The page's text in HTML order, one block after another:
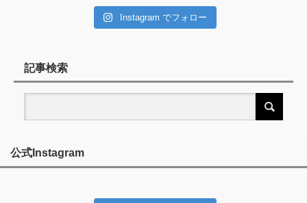
Instagram でフォロー
記事検索
公式Instagram